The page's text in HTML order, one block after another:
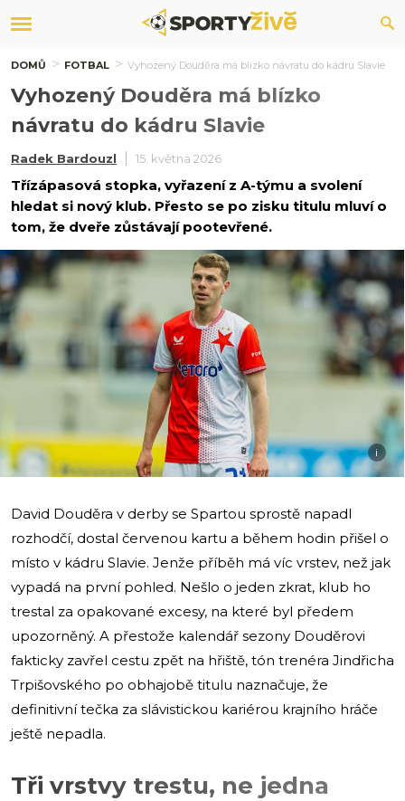
DOMŮ FOTBAL Vyhozený Douděra má blízko návratu do kádru Slavie
Vyhozený Douděra má blízko
návratu do kádru Slavie
Radek Bardouzl 15. května 2026
Třízápasová stopka, vyřazení z A-týmu a svolení
hledat si nový klub. Přesto se po zisku titulu mluví o
tom, že dveře zůstávají pootevřené.
i
David Douděra v derby se Spartou sprostě napadl
rozhodčí, dostal červenou kartu a během hodin přišel o
místo v kádru Slavie. Jenže příběh má víc vrstev, než jak
vypadá na první pohled. Nešlo o jeden zkrat, klub ho
trestal za opakované excesy, na které byl předem
upozorněný. A přestože kalendář sezony Douděrovi
fakticky zavřel cestu zpět na hřiště, tón trenéra Jindřicha
Trpišovského po obhajobě titulu naznačuje, že
definitivní tečka za slávistickou kariérou krajního hráče
ještě nepadla.
Tři vrstvy trestu, ne jedna